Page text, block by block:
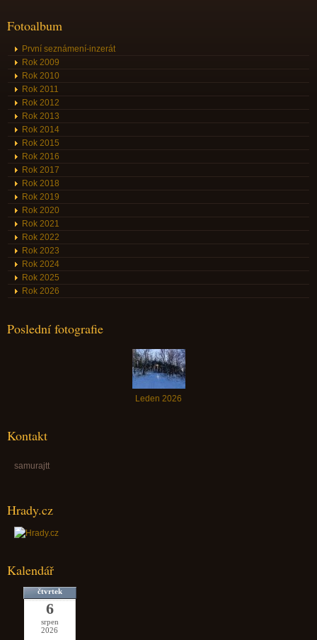
Fotoalbum
První seznámení-inzerát
Rok 2009
Rok 2010
Rok 2011
Rok 2012
Rok 2013
Rok 2014
Rok 2015
Rok 2016
Rok 2017
Rok 2018
Rok 2019
Rok 2020
Rok 2021
Rok 2022
Rok 2023
Rok 2024
Rok 2025
Rok 2026
Poslední fotografie
Leden 2026
Kontakt
samurajtt
Hrady.cz
Kalendář
čtvrtek
6
srpen
2026